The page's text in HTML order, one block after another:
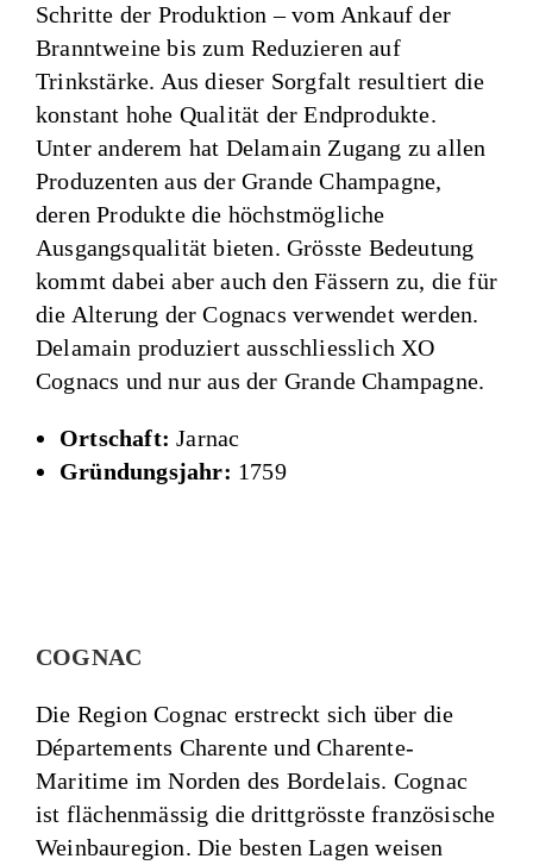
Schritte der Produktion – vom Ankauf der
Branntweine bis zum Reduzieren auf
Trinkstärke. Aus dieser Sorgfalt resultiert die
konstant hohe Qualität der Endprodukte.
Unter anderem hat Delamain Zugang zu allen
Produzenten aus der Grande Champagne,
deren Produkte die höchstmögliche
Ausgangsqualität bieten. Grösste Bedeutung
kommt dabei aber auch den Fässern zu, die für
die Alterung der Cognacs verwendet werden.
Delamain produziert ausschliesslich XO
Cognacs und nur aus der Grande Champagne.
Ortschaft: Jarnac
Gründungsjahr: 1759
COGNAC
Die Region Cognac erstreckt sich über die
Départements Charente und Charente-
Maritime im Norden des Bordelais. Cognac
ist flächenmässig die drittgrösste französische
Weinbauregion. Die besten Lagen weisen